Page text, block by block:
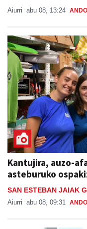
Aiurri abu 08, 13:24
Kantujira, auzo-
asteburuko
SAN ESTEBAN JAIAK
Aiurri abu 08, 09:31